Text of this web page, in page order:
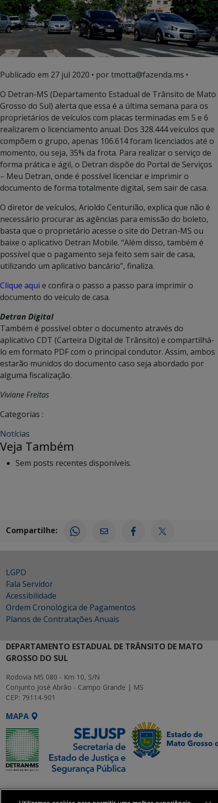
Publicado em 27 jul 2020 • por tmotta@fazenda.ms •
O Detran-MS (Departamento Estadual de Trânsito de Mato
Grosso do Sul) alerta que essa é a última semana para os
proprietários de veículos com placas terminadas em 5 e 6
realizarem o licenciamento anual. Dos 328.444 veículos que
compõem o grupo, apenas 106.614 foram licenciados até o
momento, ou seja, 35% da frota. Para realizar o serviço de
forma prática e ágil, o Detran dispõe do Portal de Serviços
– Meu Detran, onde é possível licenciar e imprimir o
documento de forma totalmente digital, sem sair de casa.
O diretor de veículos, Arioldo Centurião, explica que não é
necessário procurar as agências para emissão do boleto,
basta que o proprietário acesse o site do Detran-MS ou
baixe o aplicativo Detran Mobile. “Além disso, também é
possível que o pagamento seja feito sem sair de casa,
utilizando um aplicativo bancário”, finaliza.
Clique aqui e confira o passo a passo para imprimir o
documento do veículo de casa.
Detran Digital
Também é possível obter o documento através do
aplicativo CDT (Carteira Digital de Trânsito) e compartilhá-
lo em formato PDF com o principal condutor. Assim, ambos
estarão munidos do documento caso seja abordado por
alguma fiscalização.
Viviane Freitas
Categorias :
Notícias
Veja Também
Sem posts recentes disponíveis.
Compartilhe:
LGPD
Fala Servidor
Acessibilidade
Ordem Cronológica de Pagamentos
Planos de Contratações Anuais
DEPARTAMENTO ESTADUAL DE TRÂNSITO DE MATO
GROSSO DO SUL
Rodovia MS 080 - Km 10, S/N
Conjunto José Abrão - Campo Grande | MS
CEP: 79114-901
MAPA